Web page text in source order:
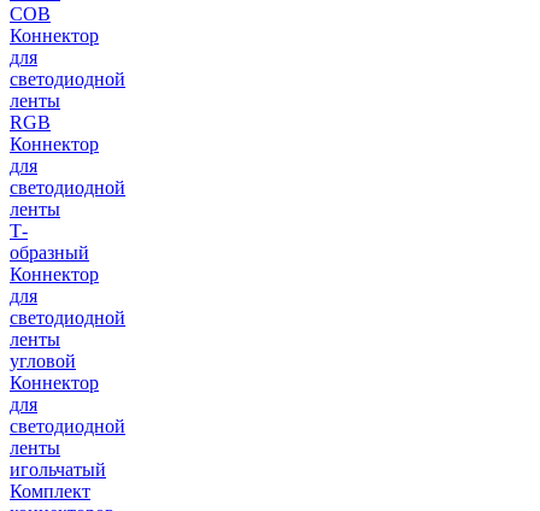
COB
Коннектор
для
светодиодной
ленты
RGB
Коннектор
для
светодиодной
ленты
Т-
образный
Коннектор
для
светодиодной
ленты
угловой
Коннектор
для
светодиодной
ленты
игольчатый
Комплект